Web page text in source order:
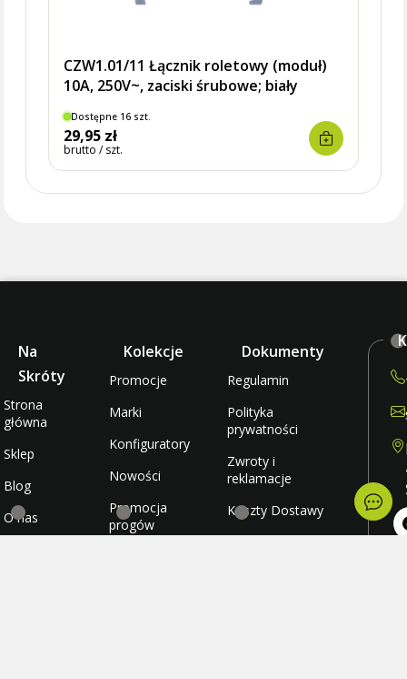
CZW1.01/11 Łącznik roletowy (moduł)
10A, 250V~, zaciski śrubowe; biały
Dostępne 16 szt.
29,95 zł
brutto / szt.
Na
Skróty
Strona
główna
Sklep
Blog
O nas
Kolekcje
Promocje
Marki
Konfiguratory
Nowości
Promocja
progów
Dokumenty
Regulamin
Polityka
prywatności
Zwroty i
reklamacje
Koszty Dostawy